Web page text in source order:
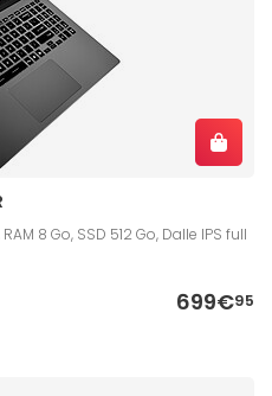
8 Go, SSD 512 Go, Dalle IPS full
699€95